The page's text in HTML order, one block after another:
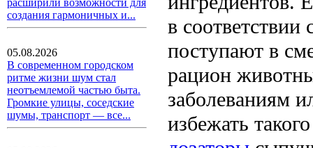
расширили возможности для
создания гармоничных и...
05.08.2026
В современном городском
ритме жизни шум стал
неотъемлемой частью быта.
Громкие улицы, соседские
шумы, транспорт — все...
в
поступают в
рацион
заболеваниям
избежать